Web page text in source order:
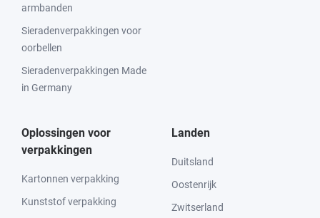
armbanden
Sieradenverpakkingen voor
oorbellen
Sieradenverpakkingen Made
in Germany
Oplossingen voor
verpakkingen
Kartonnen verpakking
Kunststof verpakking
Landen
Duitsland
Oostenrijk
Zwitserland